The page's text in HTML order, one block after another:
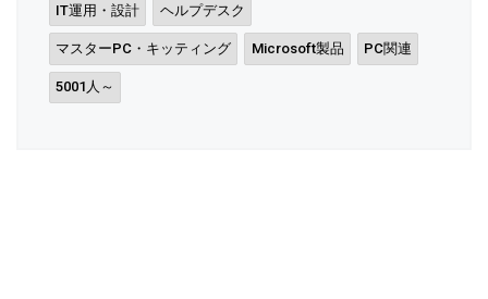
IT運用・設計 ヘルプデスク
マスターPC・キッティング Microsoft製品 PC関連
5001人～